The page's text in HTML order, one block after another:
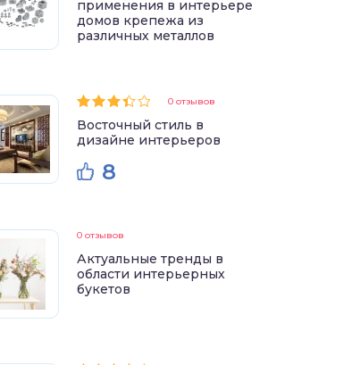
применения в интерьере
домов крепежа из
различных металлов
0 отзывов
Восточный стиль в
дизайне интерьеров
8
0 отзывов
Актуальные тренды в
области интерьерных
букетов